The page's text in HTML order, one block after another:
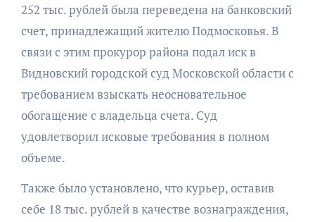
252 тыс. рублей была переведена на банковский
счет, принадлежащий жителю Подмосковья. В
связи с этим прокурор района подал иск в
Видновский городской суд Московской области с
требованием взыскать неосновательное
обогащение с владельца счета. Суд
удовлетворил исковые требования в полном
объеме.
Также было установлено, что курьер, оставив
себе 18 тыс. рублей в качестве вознаграждения,